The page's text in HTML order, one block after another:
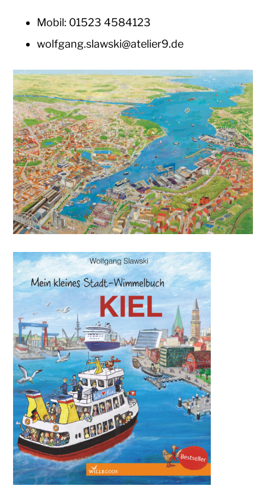
Mobil: 01523 4584123
wolfgang.slawski@atelier9.de